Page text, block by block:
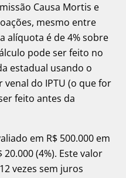
Causa Mortis e
mesmo entre
alíquota é de 4% sobre
pode ser feito no
estadual usando o
do IPTU (o que for
feito antes da
em R$ 500.000 em
20.000 (4%). Este valor
vezes sem juros